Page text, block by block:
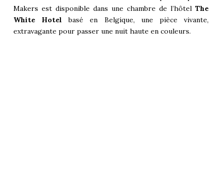
Makers est disponible dans une chambre de l’hôtelThe
White Hotel basé en Belgique, une pièce vivante,
extravagante pour passer une nuit haute en couleurs.